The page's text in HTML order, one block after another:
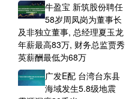
牛盈宝 新筑股份聘任
58岁周凤岗为董事长
及非独立董事, 总经理夏玉龙
年薪最高83万, 财务总监贾秀
英薪酬最低为68万
广发E配 台湾台东县
海域发生5.8级地震